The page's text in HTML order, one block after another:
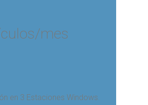
mes
en 3 Estaciones Windows.